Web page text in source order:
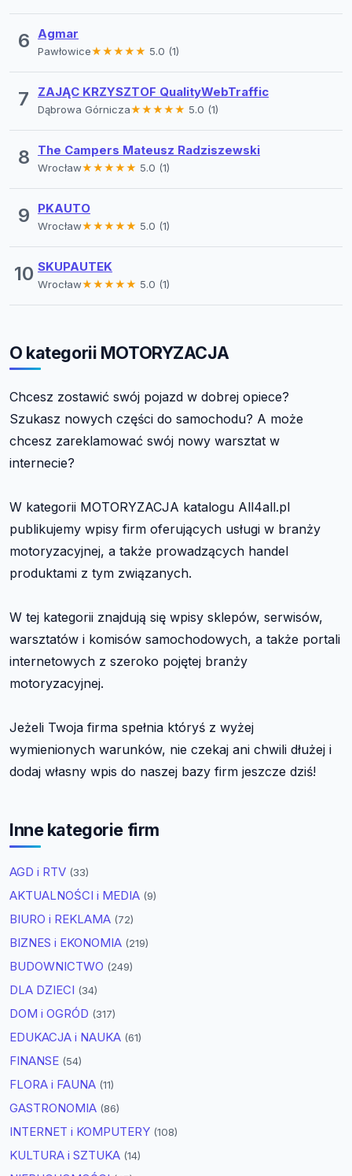
6 Agmar
Pawłowice★★★★★ 5.0 (1)
7 ZAJĄC KRZYSZTOF QualityWebTraffic
Dąbrowa Górnicza★★★★★ 5.0 (1)
8 The Campers Mateusz Radziszewski
Wrocław★★★★★ 5.0 (1)
9 PKAUTO
Wrocław★★★★★ 5.0 (1)
10 SKUPAUTEK
Wrocław★★★★★ 5.0 (1)
O kategorii MOTORYZACJA
Chcesz zostawić swój pojazd w dobrej opiece?
Szukasz nowych części do samochodu? A może
chcesz zareklamować swój nowy warsztat w
internecie?
W kategorii MOTORYZACJA katalogu All4all.pl
publikujemy wpisy firm oferujących usługi w branży
motoryzacyjnej, a także prowadzących handel
produktami z tym związanych.
W tej kategorii znajdują się wpisy sklepów, serwisów,
warsztatów i komisów samochodowych, a także portali
internetowych z szeroko pojętej branży
motoryzacyjnej.
Jeżeli Twoja firma spełnia któryś z wyżej
wymienionych warunków, nie czekaj ani chwili dłużej i
dodaj własny wpis do naszej bazy firm jeszcze dziś!
Inne kategorie firm
AGD i RTV (33)
AKTUALNOŚCI i MEDIA (9)
BIURO i REKLAMA (72)
BIZNES i EKONOMIA (219)
BUDOWNICTWO (249)
DLA DZIECI (34)
DOM i OGRÓD (317)
EDUKACJA i NAUKA (61)
FINANSE (54)
FLORA i FAUNA (11)
GASTRONOMIA (86)
INTERNET i KOMPUTERY (108)
KULTURA i SZTUKA (14)